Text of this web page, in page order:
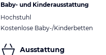
Baby- und Kinderausstattung
Hochstuhl
Kostenlose Baby-/Kinderbetten
Ausstattung